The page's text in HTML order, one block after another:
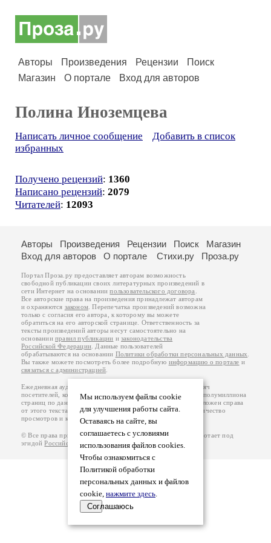
Авторы Произведения Рецензии
Поиск
Магазин
О портале Вход для авторов
Полина Иноземцева
Написать личное сообщение
Добавить в список
избранных
Получено рецензий: 1360
Написано рецензий: 2079
Читателей: 12093
Мы используем файлы cookie
для улучшения работы сайта.
Оставаясь на сайте, вы
соглашаетесь с условиями
использования файлов cookies.
Чтобы ознакомиться с
Политикой обработки
персональных данных и файлов
cookie, нажмите здесь.
Соглашаюсь
Авторы Произведения Рецензии Поиск
Магазин
Вход для авторов
О портале Стихи.ру Проза.ру
Портал Проза.ру предоставляет авторам возможность
свободной публикации своих литературных произведений в
сети Интернет на основаниипользовательского договора
Все авторские права на произведения принадлежат авторам
и охраняются законом . Перепечатка произведений возможна
только с согласия его автора, к которому вы можете
обратиться на его авторской странице. Ответственность за
тексты произведений авторы несут самостоятельно на
основанииправил публикации изаконодательства
Российской Федерации . Данные пользователей
обрабатываются на основании Политики обработки персональных данных
Вы также можете посмотреть более подробную информацию о портале и
связаться с администрацией
Ежедневная аудитория портала Проза.ру – порядка 100 тысяч
посетителей, которые в общей сумме просматривают более полумиллиона
страниц по данным счетчика посещаемости, который расположен справа
от этого текста. В каждой графе указано по две цифры: количество
просмотров и количество посетителей.
© Все права принадлежат авторам, 2000-2026. Портал работает под
эгидойРоссийского союза писателей.18+